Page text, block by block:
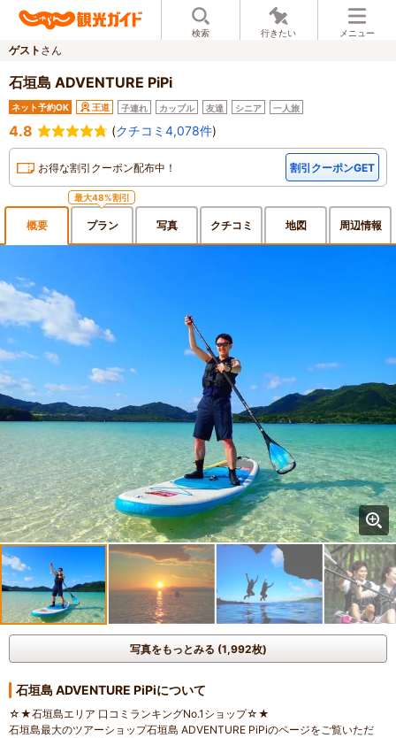
検索 行きたい メニュー
ゲスト さん
石垣島 ADVENTURE PiPi
ネット予約OK 王道 子連れ カップル 友達 シニア 一人旅
4.8 (クチコミ4,078件)
お得な割引クーポン配布中！ 割引クーポンGET
概要
最大48%割引
プラン 写真 クチコミ 地図 周辺情報
写真をもっとみる (1,992枚)
石垣島 ADVENTURE PiPiについて
☆★石垣島エリア 口コミランキングNo.1ショップ☆★
石垣島最大のツアーショップ石垣島 ADVENTURE PiPiのページをご覧いただ